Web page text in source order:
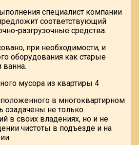
специалист компании
соответствующий
разгрузочные средства.
при необходимости, и
оборудования как старые
ванна.
в многоквартирном
не только
в своих владениях, но и не
чистоты в подъезде и на